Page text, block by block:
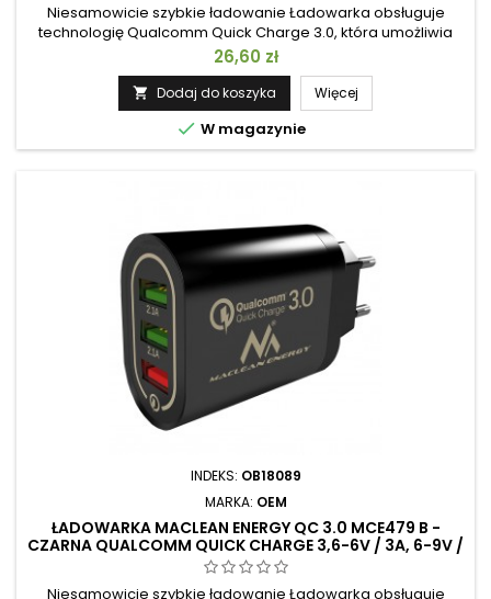
Niesamowicie szybkie ładowanie Ładowarka obsługuje
technologię Qualcomm Quick Charge 3.0, która umożliwia
kilkukrotne ładowanie kompatybilnych urządzeń! Jedna
ładowarka - do 3 portów USB Ładowarka umożliwia
jednoczesne ładowanie 3 urządzeń. Wbudowany moduł
automatycznie wykrywa podłączone urządzenie i ładuje je
maksymalnym odpowiednim dla niego prądem....
Cena
26,60 zł
 Dodaj do koszyka Więcej
 W magazynie
INDEKS: OB18089
MARKA: OEM
ŁADOWARKA MACLEAN ENERGY QC 3.0 MCE479 B -
CZARNA QUALCOMM QUICK CHARGE 3,6-6V / 3A, 6-9V /
2A, 9-12V / 1,5A
Niesamowicie szybkie ładowanie Ładowarka obsługuje